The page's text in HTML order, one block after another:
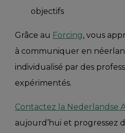
objectifs
Grâce au Forcing, vous
à communiquer en
individualisé par des
expérimentés.
Contactez la Nederlandse
aujourd’hui et progressez